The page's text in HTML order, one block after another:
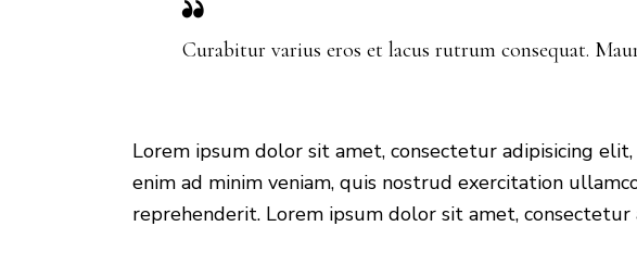
Curabitur varius eros et lacus rutrum consequat.
Lorem ipsum dolor sit amet, consectetur adipisicing
enim ad minim veniam, quis nostrud exercitation
reprehenderit. Lorem ipsum dolor sit amet, consectetur